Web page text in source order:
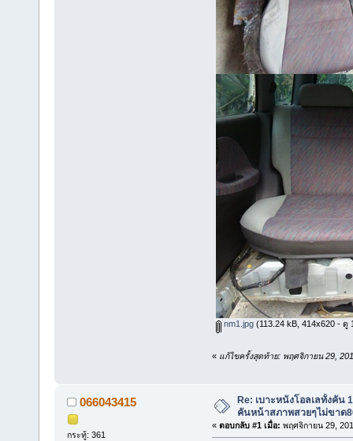
nm1.jpg(113.24 kB, 414x620 - ดู
« แก้ไขครั้งสุดท้าย: พฤศจิกายน 29,
066043415
กระทู้: 361
Re: เบาะหนังโอลเลทั้งคัน
คันหน้าสภาพสวยๆไม่ขาด
« ตอบกลับ #1 เมื่อ: พฤศจิกายน 29,